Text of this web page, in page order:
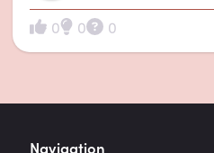
0
0 0
Navigation